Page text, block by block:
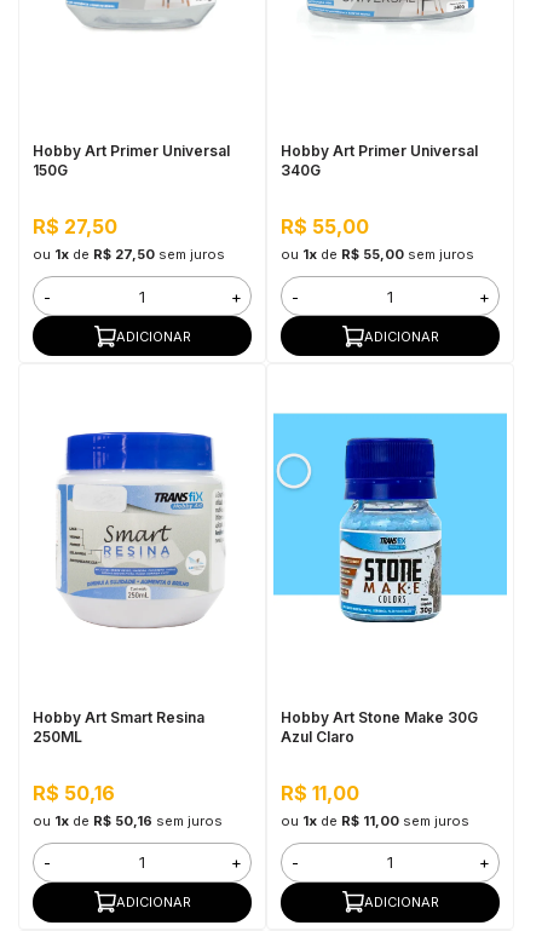
Hobby Art Primer Universal
150G
R$ 27,50
ou 1xde R$ 27,50 sem juros
- +
ADICIONAR
Hobby Art Primer Universal
340G
R$ 55,00
ou 1xde R$ 55,00 sem juros
- +
ADICIONAR
Hobby Art Smart Resina
250ML
R$ 50,16
ou 1xde R$ 50,16 sem juros
- +
ADICIONAR
Hobby Art Stone Make 30G
Azul Claro
R$ 11,00
ou 1xde R$ 11,00 sem juros
- +
ADICIONAR